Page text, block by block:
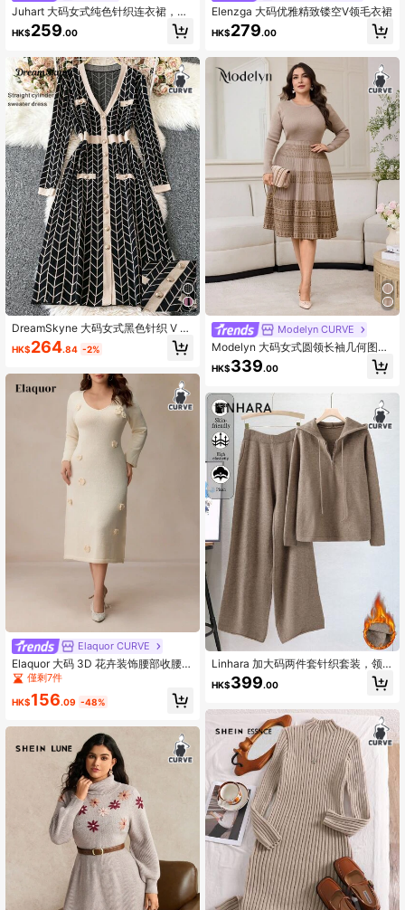
Juhart 大码女式纯色针织连衣裙，带
海马图案，休闲毛衣裙，适合圣诞
节、万圣节、返校季
HK$259.00
DreamSkyne 大码女式黑色针织 V 领
几何提花撞色边饰口袋中长修身开
衫，厚实，有弹性，适合万圣节、新
节、国庆节、舞会、除夕夜，冬季
HK$264.84 -2%
Elaquor CURVE
Elaquor 大码 3D 花卉装饰腰部收腰喇
叭毛衣裙，适合冬季
僅剩7件
HK$156.09 -48%
Elenzga 大码优雅精致镂空V领毛衣裙
HK$279.00
Modelyn CURVE
Modelyn 大码女式圆领长袖几何图案
优雅针织连衣裙秋冬女装
HK$339.00
Linhara 加大码两件套针织套装，领
口撞色边套头衫和休闲直筒裤，适合
万圣节、圣诞节、返校季、复古欢乐
HK$399.00